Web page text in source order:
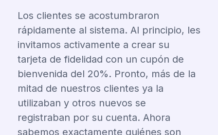
Los clientes se acostumbraron
rápidamente al sistema. Al principio, les
invitamos activamente a crear su
tarjeta de fidelidad con un cupón de
bienvenida del 20%. Pronto, más de la
mitad de nuestros clientes ya la
utilizaban y otros nuevos se
registraban por su cuenta. Ahora
sabemos exactamente quiénes son